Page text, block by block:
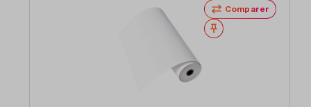
Comparer
Noter